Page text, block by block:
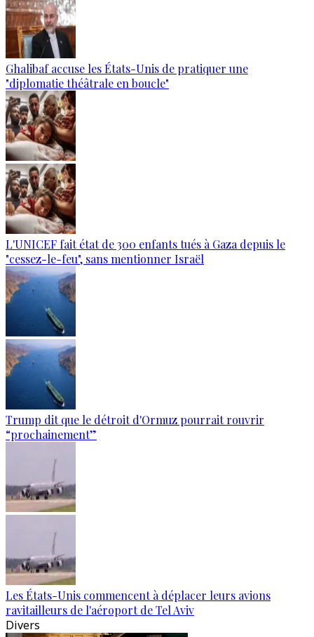
Ghalibaf accuse les États-Unis de pratiquer une
"diplomatie théâtrale en boucle"
L'UNICEF fait état de 300 enfants tués à Gaza depuis le
"cessez-le-feu", sans mentionner Israël
Trump dit que le détroit d'Ormuz pourrait rouvrir
“prochainement”
Les États-Unis commencent à déplacer leurs avions
ravitailleurs de l'aéroport de Tel Aviv
Divers